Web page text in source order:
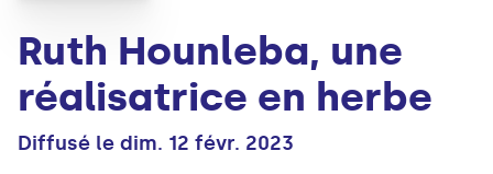
Ruth Hounleba, une
réalisatrice en herbe
Diffusé le dim. 12 févr. 2023